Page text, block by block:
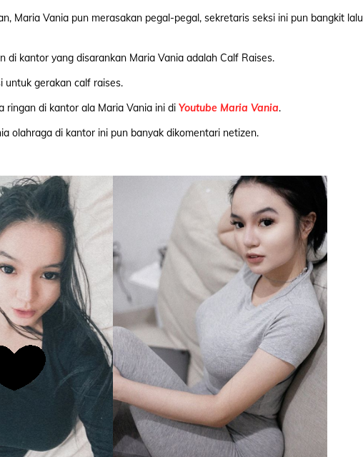
Maria Vania pun merasakan pegal-pegal, sekretaris seksi ini pun bangkit lalu
di kantor yang disarankan Maria Vania adalah Calf Raises.
untuk gerakan calf raises.
ringan di kantor ala Maria Vania ini di Youtube Maria Vania.
olahraga di kantor ini pun banyak dikomentari netizen.